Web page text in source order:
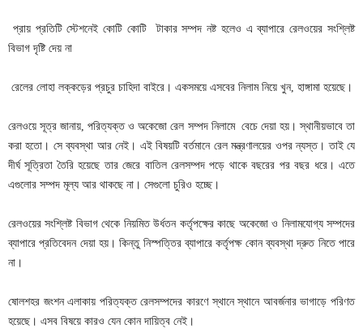
প্রায় প্রতিটি স্টেশনেই কোটি কোটি টাকার সম্পদ নষ্ট হলেও এ ব্যাপারে রেলওয়ের সংশ্লিষ্ট
বিভাগ দৃষ্টি দেয় না
রেলের লোহা লক্কড়ের প্রচুর চাহিদা বাইরে। একসময়ে এসবের নিলাম নিয়ে খুন, হাঙ্গামা হয়েছে।
রেলওয়ে সূত্র জানায়, পরিত্যক্ত ও অকেজো রেল সম্পদ নিলামে বেচে দেয়া হয়। স্থানীয়ভাবে তা
করা হতো। সে ব্যবস্থা আর নেই। এই বিষয়টি বর্তমানে রেল মন্ত্রণালয়ের ওপর ন্যস্ত। তাই যে
দীর্ঘ সূত্রিতা তৈরি হয়েছে তার জেরে বাতিল রেলসম্পদ পড়ে থাকে বছরের পর বছর ধরে। এতে
এগুলোর সম্পদ মূল্য আর থাকছে না। সেগুলো চুরিও হচ্ছে।
রেলওয়ের সংশ্লিষ্ট বিভাগ থেকে নিয়মিত উর্ধতন কর্তৃপক্ষের কাছে অকেজো ও নিলামযোগ্য সম্পদের
ব্যাপারে প্রতিবেদন দেয়া হয়। কিন্তু নিস্পত্তির ব্যাপারে কর্তৃপক্ষ কোন ব্যবস্থা দ্রুত নিতে পারে
না।
ষোলশহর জংশন এলাকায় পরিত্যক্ত রেলসম্পদের কারণে স্থানে স্থানে আবর্জনার ভাগাড়ে পরিণত
হয়েছে। এসব বিষয়ে কারও যেন কোন দায়িত্ব নেই।